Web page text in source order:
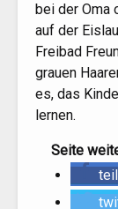
bei der Oma
auf der
Frei­bad
grau­en
es, das
lernen.
Sei­te